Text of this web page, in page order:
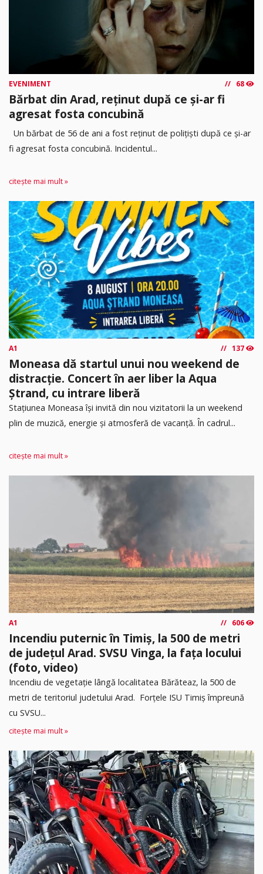
EVENIMENT 68
Bărbat din Arad, reținut după ce și-ar fi
agresat fosta concubină
Un bărbat de 56 de ani a fost reținut de polițiști după ce și-ar
fi agresat fosta concubină. Incidentul...
citește mai mult »
A1 137
Moneasa dă startul unui nou weekend de
distracție. Concert în aer liber la Aqua
Ștrand, cu intrare liberă
Stațiunea Moneasa își invită din nou vizitatorii la un weekend
plin de muzică, energie și atmosferă de vacanță. În cadrul...
citește mai mult »
A1 606
Incendiu puternic în Timiș, la 500 de metri
de județul Arad. SVSU Vinga, la fața locului
(foto, video)
Incendiu de vegetație lângă localitatea Bărăteaz, la 500 de
metri de teritoriul judetului Arad. Forțele ISU Timiș împreună
cu SVSU...
citește mai mult »